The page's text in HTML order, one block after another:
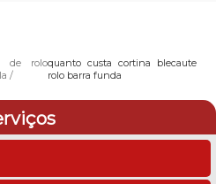
de roloquanto custa cortina blecaute
rolo barra funda